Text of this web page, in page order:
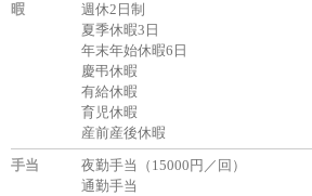
暇
週休2日制
夏季休暇3日
年末年始休暇6日
慶弔休暇
有給休暇
育児休暇
産前産後休暇
手当
夜勤手当（15000円／回）
通勤手当